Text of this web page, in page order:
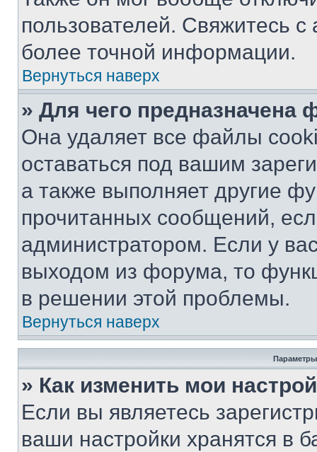
пользователей. Свяжитесь
более точной информации.
Вернуться наверх
» Для чего предназначена
Она удаляет все файлы
оставаться под вашим
а также выполняет другие
прочитанных сообщений,
администратором. Если у
выходом из форума, то
в решении этой проблемы.
Вернуться наверх
Параметры
» Как изменить мои
Если вы являетесь
ваши настройки хранятся в